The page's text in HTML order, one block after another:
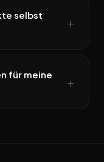
selbst
für meine